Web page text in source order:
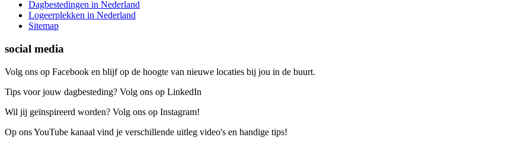
Dagbestedingen in Nederland
Logeerplekken in Nederland
Sitemap
social media
Volg ons op Facebook en blijf op de hoogte van nieuwe locaties bij jou in de buurt.
Tips voor jouw dagbesteding? Volg ons op LinkedIn
Wil jij geïnspireerd worden? Volg ons op Instagram!
Op ons YouTube kanaal vind je verschillende uitleg video's en handige tips!